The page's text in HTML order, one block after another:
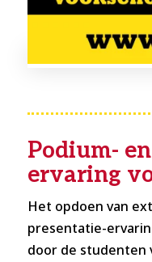
Podium-
ervaring
Het opdoen van
presentatie-
door de studenten